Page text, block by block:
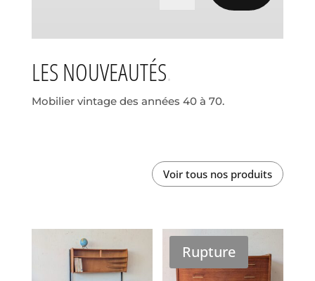
LES NOUVEAUTÉS
Mobilier vintage des années 40 à 70.
Voir tous nos produits
Rupture